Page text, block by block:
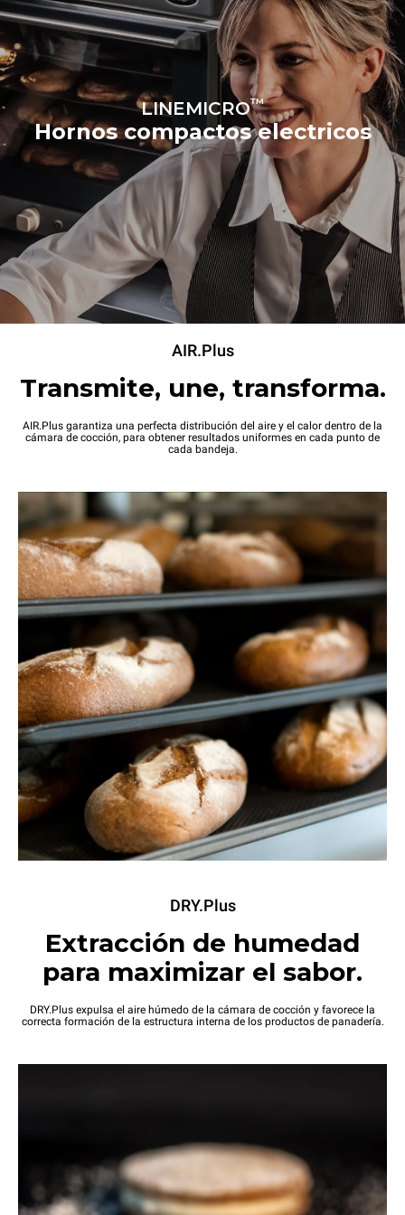
LINEMICRO™
Hornos compactos electricos
AIR.Plus
Transmite, une, transforma.
AIR.Plus garantiza una perfecta distribución del aire y el calor dentro de la
cámara de cocción, para obtener resultados uniformes en cada punto de
cada bandeja.
DRY.Plus
Extracción de humedad
para maximizar el sabor.
DRY.Plus expulsa el aire húmedo de la cámara de cocción y favorece la
correcta formación de la estructura interna de los productos de panadería.